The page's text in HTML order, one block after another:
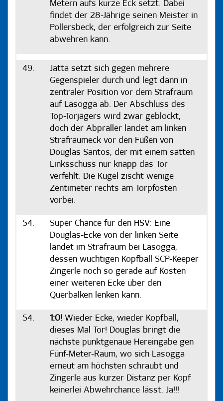
Metern aufs kurze Eck setzt. Dabei
findet der 28-Jährige seinen Meister in
Pollersbeck, der erfolgreich zur Seite
abwehren kann.
49.
Jatta setzt sich gegen mehrere
Gegenspieler durch und legt dann in
zentraler Position vor dem Strafraum
auf Lasogga ab. Der Abschluss des
Top-Torjägers wird zwar geblockt,
doch der Abpraller landet am linken
Strafraumeck vor den Füßen von
Douglas Santos, der mit einem satten
Linksschuss nur knapp das Tor
verfehlt. Die Kugel zischt wenige
Zentimeter rechts am Torpfosten
vorbei.
54.
Super Chance für den HSV: Eine
Douglas-Ecke von der linken Seite
landet im Strafraum bei Lasogga,
dessen wuchtigen Kopfball SCP-Keeper
Zingerle noch so gerade auf Kosten
einer weiteren Ecke über den
Querbalken lenken kann.
54. 1:0! Wieder Ecke, wieder Kopfball,
dieses Mal Tor! Douglas bringt die
nächste punktgenaue Hereingabe gen
Fünf-Meter-Raum, wo sich Lasogga
erneut am höchsten schraubt und
Zingerle aus kurzer Distanz per Kopf
keinerlei Abwehrchance lässt. Ja!!!